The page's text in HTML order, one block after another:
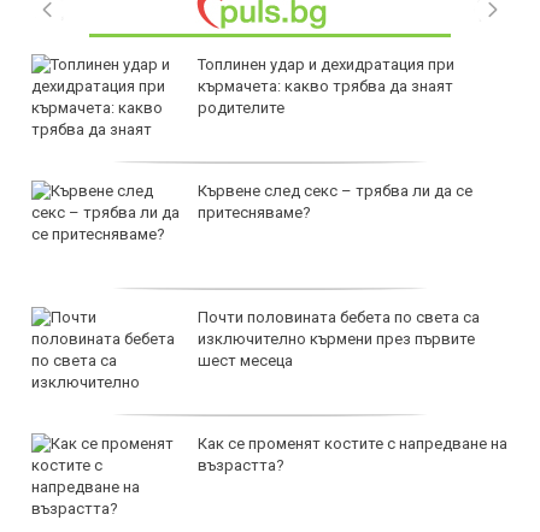
Топлинен удар и дехидратация при
кърмачета: какво трябва да знаят
родителите
Кървене след секс – трябва ли да се
притесняваме?
Почти половината бебета по света са
изключително кърмени през първите
шест месеца
Как се променят костите с напредване на
възрастта?